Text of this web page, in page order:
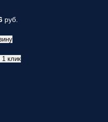
руб.
1 клик